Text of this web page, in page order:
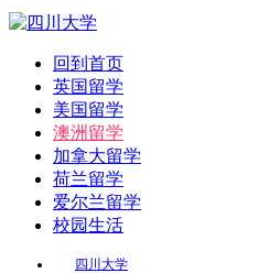
回到首页
英国留学
美国留学
澳洲留学
加拿大留学
荷兰留学
爱尔兰留学
校园生活
四川大学